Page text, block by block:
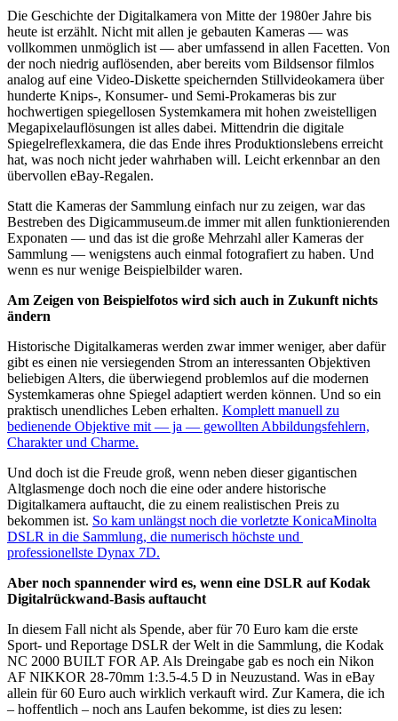
Die Geschichte der Digitalkamera von Mitte der 1980er Jahre bis
heute ist erzählt. Nicht mit allen je gebauten Kameras — was
vollkommen unmöglich ist — aber umfassend in allen Facetten. Von
der noch niedrig auflösenden, aber bereits vom Bildsensor filmlos
analog auf eine Video-Diskette speichernden Stillvideokamera über
hunderte Knips-, Konsumer- und Semi-Prokameras bis zur
hochwertigen spiegellosen Systemkamera mit hohen zweistelligen
Megapixelauflösungen ist alles dabei. Mittendrin die digitale
Spiegelreflexkamera, die das Ende ihres Produktionslebens erreicht
hat, was noch nicht jeder wahrhaben will. Leicht erkennbar an den
übervollen eBay-Regalen.
Statt die Kameras der Sammlung einfach nur zu zeigen, war das
Bestreben des Digicammuseum.de immer mit allen funktionierenden
Exponaten — und das ist die große Mehrzahl aller Kameras der
Sammlung — wenigstens auch einmal fotografiert zu haben. Und
wenn es nur wenige Beispielbilder waren.
Am Zeigen von Beispielfotos wird sich auch in Zukunft nichts
ändern
Historische Digitalkameras werden zwar immer weniger, aber dafür
gibt es einen nie versiegenden Strom an interessanten Objektiven
beliebigen Alters, die überwiegend problemlos auf die modernen
Systemkameras ohne Spiegel adaptiert werden können. Und so ein
praktisch unendliches Leben erhalten. Komplett manuell zu
bedienende Objektive mit — ja — gewollten Abbildungsfehlern,
Charakter und Charme.
Und doch ist die Freude groß, wenn neben dieser gigantischen
Altglasmenge doch noch die eine oder andere historische
Digitalkamera auftaucht, die zu einem realistischen Preis zu
bekommen ist. So kam unlängst noch die vorletzte KonicaMinolta
DSLR in die Sammlung, die numerisch höchste und
professionellste Dynax 7D.
Aber noch spannender wird es, wenn eine DSLR auf Kodak
Digitalrückwand-Basis auftaucht
In diesem Fall nicht als Spende, aber für 70 Euro kam die erste
Sport- und Reportage DSLR der Welt in die Sammlung, die Kodak
NC 2000 BUILT FOR AP. Als Dreingabe gab es noch ein Nikon
AF NIKKOR 28-70mm 1:3.5-4.5 D in Neuzustand. Was in eBay
allein für 60 Euro auch wirklich verkauft wird. Zur Kamera, die ich
– hoffentlich – noch ans Laufen bekomme, ist dies zu lesen: